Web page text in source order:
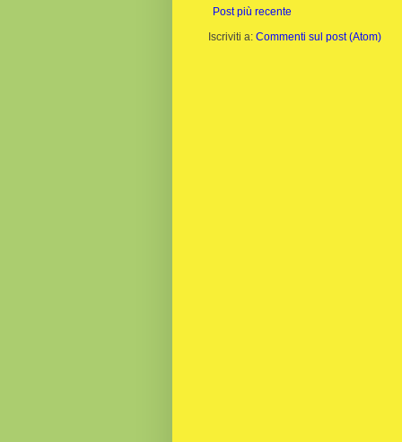
Post più recente
Iscriviti a: Commenti sul post (Atom)